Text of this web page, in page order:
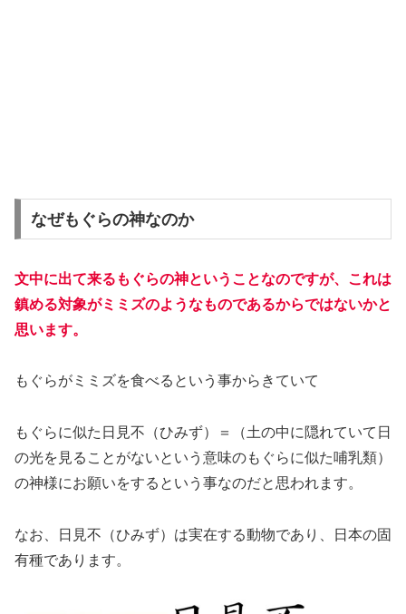
なぜもぐらの神なのか
文中に出て来るもぐらの神ということなのですが、これは
鎮める対象がミミズのようなものであるからではないかと
思います。
もぐらがミミズを食べるという事からきていて
もぐらに似た日見不（ひみず）＝（土の中に隠れていて日
の光を見ることがないという意味のもぐらに似た哺乳類）
の神様にお願いをするという事なのだと思われます。
なお、日見不（ひみず）は実在する動物であり、日本の固
有種であります。